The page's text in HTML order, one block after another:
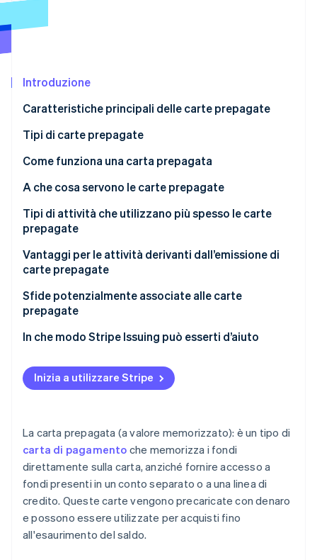
Radar
Costituzione di start-up
Rimozione del carbonio
Identity
Stripe Sessions 2026
Guarda ora
Introduzione
Caratteristiche principali delle carte prepagate
Tipi di carte prepagate
Come funziona una carta prepagata
A che cosa servono le carte prepagate
Regali e spese personali
Trasporti e viaggi
Attività e retribuzioni
Istruzione e vita universitaria
Programmi sociali e della pubblica amministrazione
Tipi di attività che utilizzano più spesso le carte
prepagate
Vantaggi per le attività derivanti dall’emissione di
carte prepagate
Sfide potenzialmente associate alle carte
prepagate
Sfide per gli utenti
Sfide per le società emittenti
In che modo Stripe Issuing può esserti d’aiuto
Inizia a utilizzare Stripe
La carta prepagata (a valore memorizzato): è un tipo di
carta di pagamento che memorizza i fondi
direttamente sulla carta, anziché fornire accesso a
fondi presenti in un conto separato o a una linea di
credito. Queste carte vengono precaricate con denaro
e possono essere utilizzate per acquisti fino
all'esaurimento del saldo.